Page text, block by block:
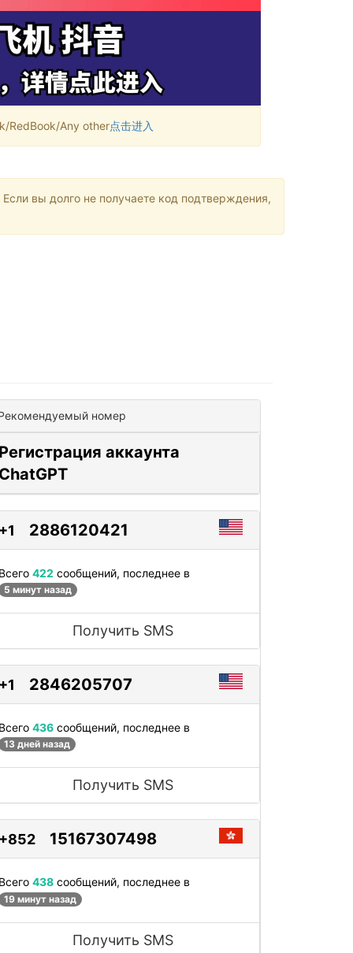
RedBook/Any other点击进入
вы долго не получаете код подтверждения,
номер
аккаунта
2886120421
422 сообщений, последнее в
5 минут назад
Получить SMS
2846205707
436 сообщений, последнее в
13 дней назад
Получить SMS
15167307498
438 сообщений, последнее в
19 минут назад
Получить SMS